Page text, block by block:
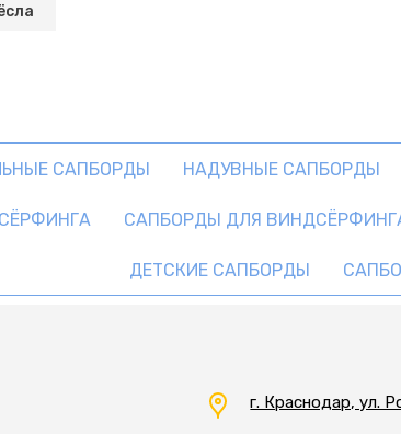
САПБОРДЫ НАДУВНЫЕ САПБОРДЫ
САПБОРДЫ ДЛЯ
ДЕТСКИЕ САПБОРДЫ
г. Краснодар, ул.